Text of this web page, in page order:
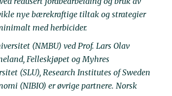
nye bærekraftige tiltak og strategier
med herbicider.
(NMBU) ved Prof. Lars Olav
Felleskjøpet og Myhres
(SLU), Research Institutes of Sweden
(NIBIO) er øvrige partnere. Norsk